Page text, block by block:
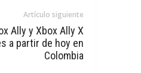
Artículo siguiente
Ally y Xbox Ally X
a partir de hoy en
Colombia